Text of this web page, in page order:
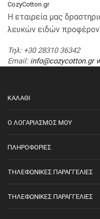
CozyCotton.gr
Η εταιρεία μας
λευκών ειδών
Τηλ: +30 28310 36342
Email: info@cozycotton.gr
ΚΑΛΆΘΙ
O ΛΟΓΑΡΙΑΣΜΌΣ ΜΟΥ
ΠΛΗΡΟΦΟΡΊΕΣ
ΤΗΛΕΦΩΝΙΚΈΣ ΠΑΡΑΓΓΕΛΊΕΣ
ΤΗΛΕΦΩΝΙΚΈΣ ΠΑΡΑΓΓΕΛΊΕΣ